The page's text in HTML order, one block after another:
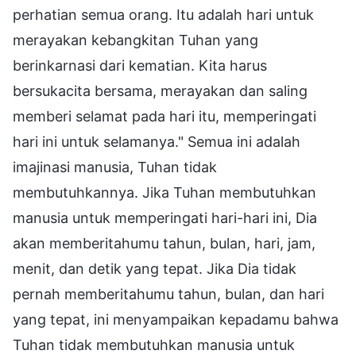
perhatian semua orang. Itu adalah hari untuk
merayakan kebangkitan Tuhan yang
berinkarnasi dari kematian. Kita harus
bersukacita bersama, merayakan dan saling
memberi selamat pada hari itu, memperingati
hari ini untuk selamanya." Semua ini adalah
imajinasi manusia, Tuhan tidak
membutuhkannya. Jika Tuhan membutuhkan
manusia untuk memperingati hari-hari ini, Dia
akan memberitahumu tahun, bulan, hari, jam,
menit, dan detik yang tepat. Jika Dia tidak
pernah memberitahumu tahun, bulan, dan hari
yang tepat, ini menyampaikan kepadamu bahwa
Tuhan tidak membutuhkan manusia untuk